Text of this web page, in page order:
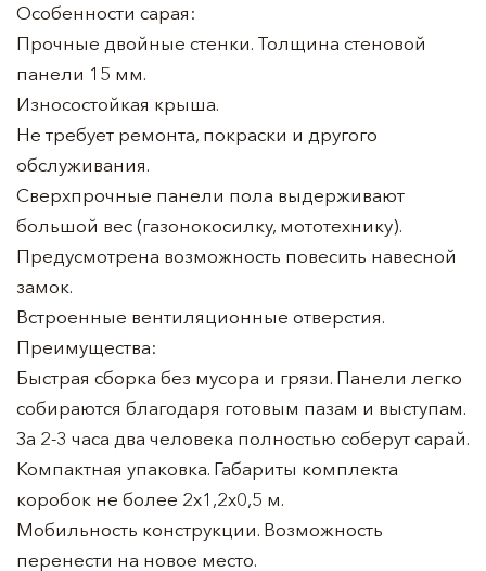
Особенности сарая:
Прочные двойные стенки. Толщина стеновой
панели 15 мм.
Износостойкая крыша.
Не требует ремонта, покраски и другого
обслуживания.
Сверхпрочные панели пола выдерживают
большой вес (газонокосилку, мототехнику).
Предусмотрена возможность повесить навесной
замок.
Встроенные вентиляционные отверстия.
Преимущества:
Быстрая сборка без мусора и грязи. Панели легко
собираются благодаря готовым пазам и выступам.
За 2-3 часа два человека полностью соберут сарай.
Компактная упаковка. Габариты комплекта
коробок не более 2х1,2х0,5 м.
Мобильность конструкции. Возможность
перенести на новое место.